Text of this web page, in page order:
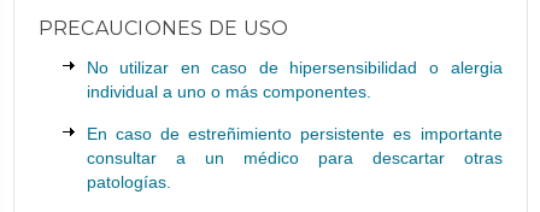
PRECAUCIONES DE USO
No utilizar en caso de hipersensibilidad o alergia
individual a uno o más componentes.
En caso de estreñimiento persistente es importante
consultar a un médico para descartar otras
patologías.